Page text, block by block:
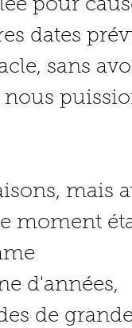
pour
dates
sans
nous
mais
moment
d'années,
de grande